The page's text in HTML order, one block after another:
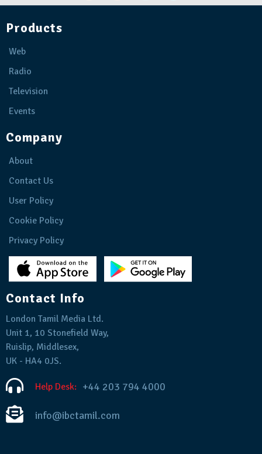
Products
Web
Radio
Television
Events
Company
About
Contact Us
User Policy
Cookie Policy
Privacy Policy
Contact Info
London Tamil Media Ltd.
Unit 1, 10 Stonefield Way,
Ruislip, Middlesex,
UK - HA4 0JS.
Help Desk: +44 203 794 4000
info@ibctamil.com